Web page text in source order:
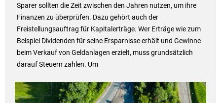
Sparer sollten die Zeit zwischen den Jahren nutzen, um ihre
Finanzen zu überprüfen. Dazu gehört auch der
Freistellungsauftrag für Kapitalerträge. Wer Erträge wie zum
Beispiel Dividenden für seine Ersparnisse erhält und Gewinne
beim Verkauf von Geldanlagen erzielt, muss grundsätzlich
darauf Steuern zahlen. Um